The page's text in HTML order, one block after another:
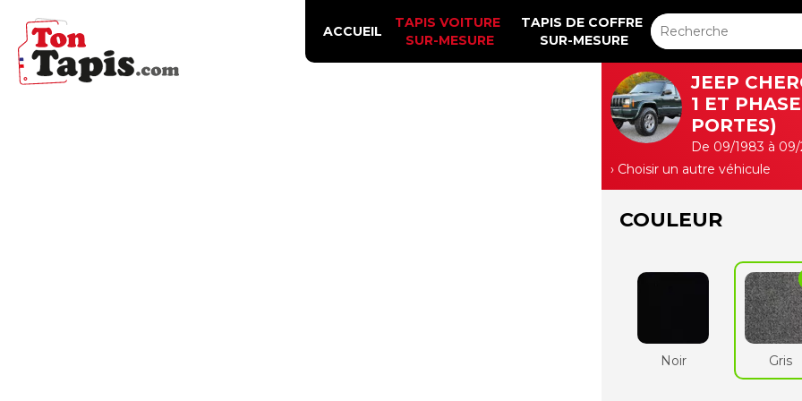
JEEP
1 ET
PORTES)
De 09/1983 à 09/
› Choisir un autre véhicule
COULEUR
Noir Gris
ACCUEIL
TAPIS VOITURE
SUR-MESURE
TAPIS DE COFFRE
SUR-MESURE